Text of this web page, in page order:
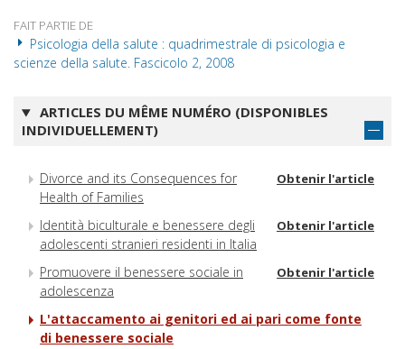
FAIT PARTIE DE
Psicologia della salute : quadrimestrale di psicologia e
scienze della salute. Fascicolo 2, 2008
ARTICLES DU MÊME NUMÉRO (DISPONIBLES
INDIVIDUELLEMENT)
Divorce and its Consequences for
Health of Families
Obtenir l'article
Identità biculturale e benessere degli
adolescenti stranieri residenti in Italia
Obtenir l'article
Promuovere il benessere sociale in
adolescenza
Obtenir l'article
L'attaccamento ai genitori ed ai pari come fonte
di benessere sociale